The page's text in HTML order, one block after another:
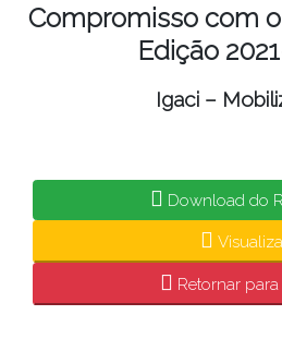
Compromisso com o
Edição
Igaci –
Download do
Retornar